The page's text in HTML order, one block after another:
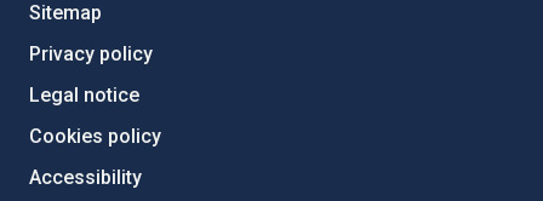
Sitemap
Privacy policy
Legal notice
Cookies policy
Accessibility